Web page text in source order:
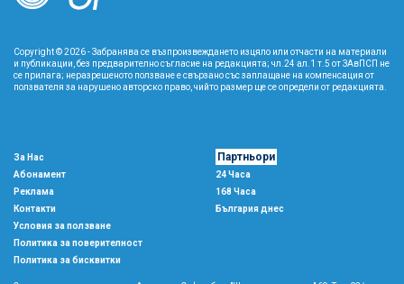
Copyright © 2026 - Забранява се възпроизвеждането изцяло или отчасти на материали
и публикации, без предварително съгласие на редакцията; чл.24 ал.1 т.5 от ЗАвПСП не
се прилага; неразрешеното ползване е свързано със заплащане на компенсация от
ползвателя за нарушено авторско право, чийто размер ще се определи от редакцията.
За Нас
Абонамент
Реклама
Контакти
Условия за ползване
Политика за поверителност
Политика за бисквитки
Партньори
24 Часа
168 Часа
България днес